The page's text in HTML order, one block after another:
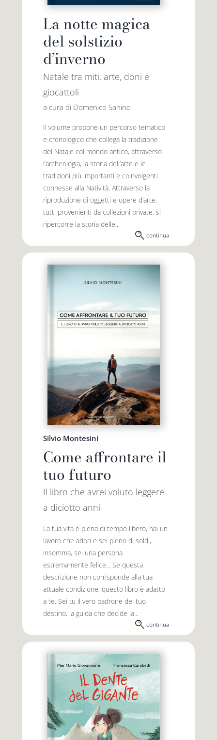
La notte magica
del solstizio
d’inverno
Natale tra miti, arte, doni e
giocattoli
a cura di Domenico Sanino
Il volume propone un percorso tematico
e cronologico che collega la tradizione
del Natale col mondo antico, attraverso
l’archeologia, la storia dell’arte e le
tradizioni più importanti e coinvolgenti
connesse alla Natività. Attraverso la
riproduzione di oggetti e opere d’arte,
tutti provenienti da collezioni private, si
ripercorre la storia delle...
continua
Silvio Montesini
Come affrontare il
tuo futuro
Il libro che avrei voluto leggere
a diciotto anni
La tua vita è piena di tempo libero, hai un
lavoro che adori e sei pieno di soldi,
insomma, sei una persona
estremamente felice... Se questa
descrizione non corrisponde alla tua
attuale condizione, questo libro è adatto
a te. Sei tu il vero padrone del tuo
destino, la guida che decide la...
continua